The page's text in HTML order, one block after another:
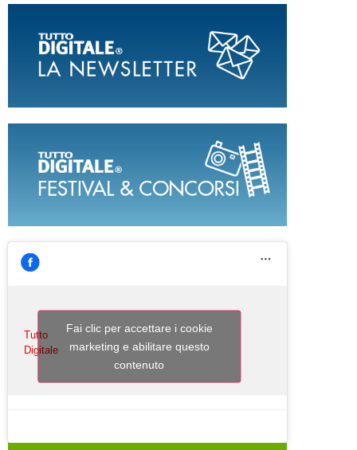
Tutto
Digitale
Fai clic per accettare i cookie
marketing e abilitare questo
contenuto